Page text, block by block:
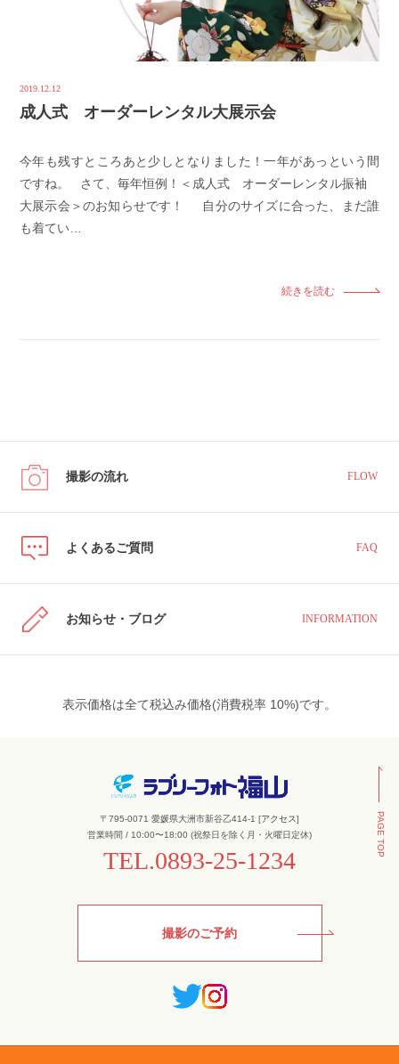
2019.12.12
成人式 オーダーレンタル大展示会
今年も残すところあと少しとなりました！一年があっという間
ですね。 さて、毎年恒例！＜成人式 オーダーレンタル振袖
大展示会＞のお知らせです！ 自分のサイズに合った、まだ誰
も着てい…
続きを読む
撮影の流れ FLOW
よくあるご質問 FAQ
お知らせ・ブログ INFORMATION
表示価格は全て税込み価格(消費税率 10%)です。
〒795-0071 愛媛県大洲市新谷乙414-1 [アクセス]
営業時間 / 10:00〜18:00 (祝祭日を除く月・火曜日定休)
TEL.0893-25-1234
撮影のご予約
PAGE TOP